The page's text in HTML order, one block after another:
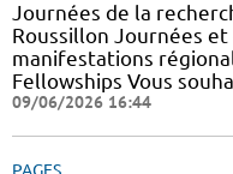
Journées de la
Roussillon Journées
manifestations
Fellowships Vous
09/06/2026 16:44